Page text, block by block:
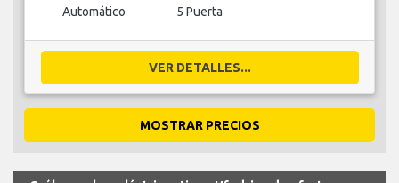
Automático 5 Puerta
VER DETALLES...
MOSTRAR PRECIOS